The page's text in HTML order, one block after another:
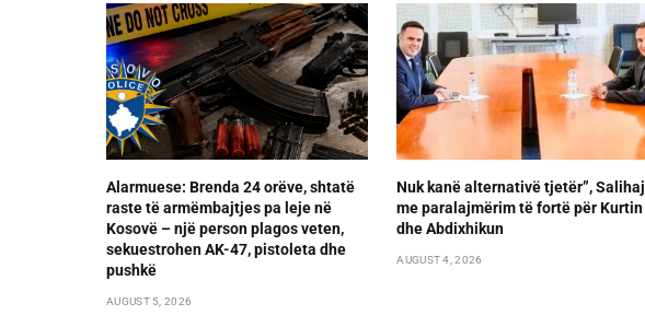
Alarmuese: Brenda 24 orëve, shtatë
raste të armëmbajtjes pa leje në
Kosovë – një person plagos veten,
sekuestrohen AK-47, pistoleta dhe
pushkë
AUGUST 5, 2026
Nuk kanë alternativë tjetër”, Salihaj
me paralajmërim të fortë për Kurtin
dhe Abdixhikun
AUGUST 4, 2026